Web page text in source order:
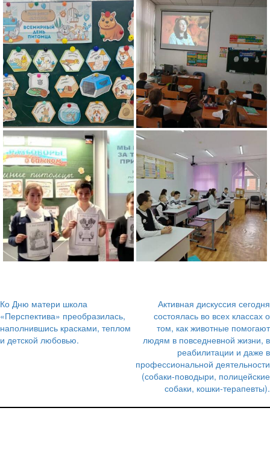
Навигация
по
Ко Дню матери школа
«Перспектива» преобразилась,
наполнившись красками, теплом
и детской любовью.
Активная дискуссия сегодня
состоялась во всех классах о
том, как животные помогают
людям в повседневной жизни, в
реабилитации и даже в
профессиональной деятельности
(собаки-поводыри, полицейские
собаки, кошки-терапевты).